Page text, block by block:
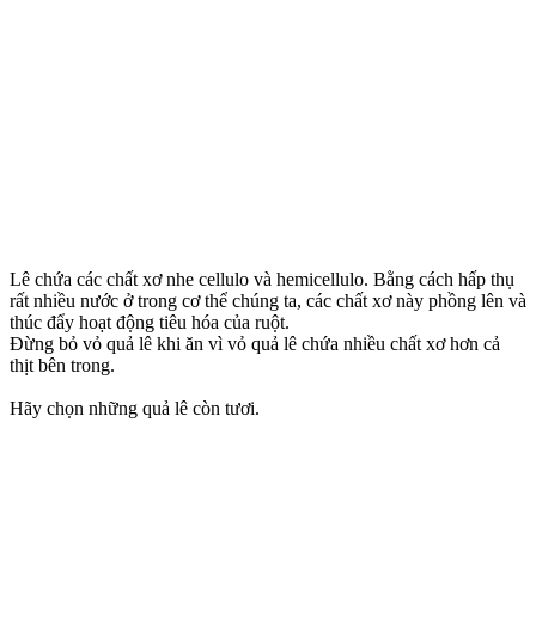
Lê chứa các chất xơ nhe cellulo và hemicellulo. Bằng cách hấp thụ
rất nhiều nước ở trong c‌ơ th‌ể chúng ta, các chất xơ này phồng lên và
thúc đẩy hoạt động tiêu hóa của ruột.
Đừng bỏ vỏ quả lê khi ăn vì vỏ quả lê chứa nhiều chất xơ hơn cả
thịt bên trong.
Hãy chọn những quả lê còn tươi.